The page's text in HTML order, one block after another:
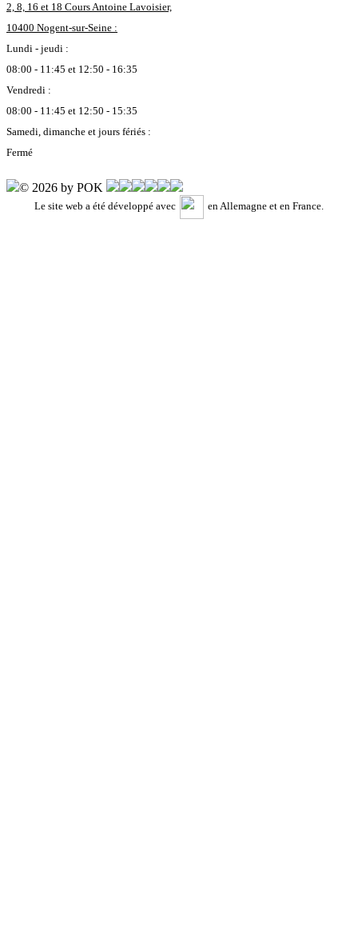
2, 8, 16 et 18 Cours Antoine Lavoisier,
10400 Nogent-sur-Seine :
Lundi - jeudi :
08:00 - 11:45 et 12:50 - 16:35
Vendredi :
08:00 - 11:45 et 12:50 - 15:35
Samedi, dimanche et jours fériés :
Fermé
© 2026 by POK
Le site web a été développé avec en Allemagne et en France.